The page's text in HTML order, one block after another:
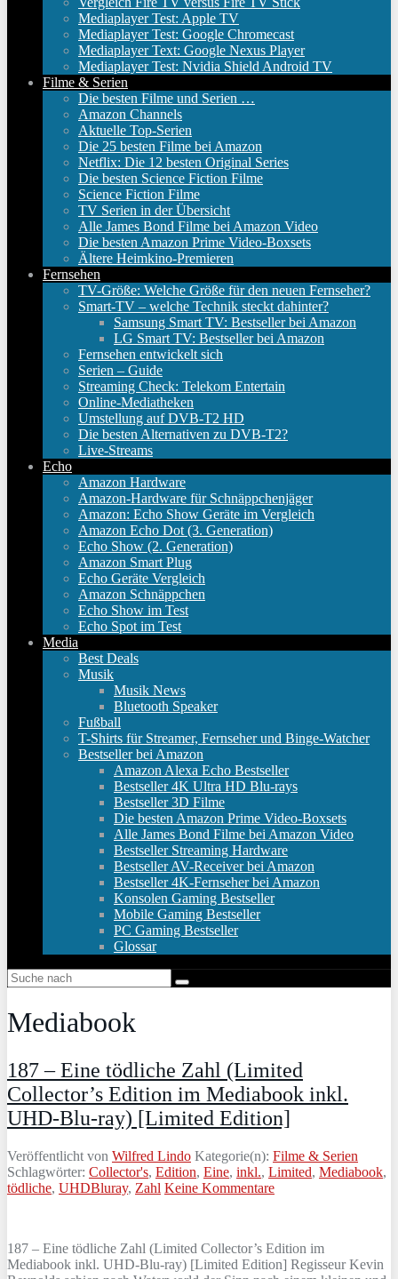
Mediaplayer Test: Apple TV
Mediaplayer Test: Google Chromecast
Mediaplayer Text: Google Nexus Player
Mediaplayer Test: Nvidia Shield Android TV
Filme & Serien
Die besten Filme und Serien …
Amazon Channels
Aktuelle Top-Serien
Die 25 besten Filme bei Amazon
Netflix: Die 12 besten Original Series
Die besten Science Fiction Filme
Science Fiction Filme
TV Serien in der Übersicht
Alle James Bond Filme bei Amazon Video
Die besten Amazon Prime Video-Boxsets
Ältere Heimkino-Premieren
Fernsehen
TV-Größe: Welche Größe für den neuen Fernseher?
Smart-TV – welche Technik steckt dahinter?
Samsung Smart TV: Bestseller bei Amazon
LG Smart TV: Bestseller bei Amazon
Fernsehen entwickelt sich
Serien – Guide
Streaming Check: Telekom Entertain
Online-Mediatheken
Umstellung auf DVB-T2 HD
Die besten Alternativen zu DVB-T2?
Live-Streams
Echo
Amazon Hardware
Amazon-Hardware für Schnäppchenjäger
Amazon: Echo Show Geräte im Vergleich
Amazon Echo Dot (3. Generation)
Echo Show (2. Generation)
Amazon Smart Plug
Echo Geräte Vergleich
Amazon Schnäppchen
Echo Show im Test
Echo Spot im Test
Media
Best Deals
Musik
Musik News
Bluetooth Speaker
Fußball
T-Shirts für Streamer, Fernseher und Binge-Watcher
Bestseller bei Amazon
Amazon Alexa Echo Bestseller
Bestseller 4K Ultra HD Blu-rays
Bestseller 3D Filme
Die besten Amazon Prime Video-Boxsets
Alle James Bond Filme bei Amazon Video
Bestseller Streaming Hardware
Bestseller AV-Receiver bei Amazon
Bestseller 4K-Fernseher bei Amazon
Konsolen Gaming Bestseller
Mobile Gaming Bestseller
PC Gaming Bestseller
Glossar
Mediabook
187 – Eine tödliche Zahl (Limited
Collector’s Edition im Mediabook inkl.
UHD-Blu-ray) [Limited Edition]
Veröffentlicht von Wilfred Lindo Kategorie(n): Filme & Serien
Schlagwörter: Collector's, Edition, Eine, inkl., Limited, Mediabook,
tödliche, UHDBluray, Zahl Keine Kommentare
187 – Eine tödliche Zahl (Limited Collector’s Edition im
Mediabook inkl. UHD-Blu-ray) [Limited Edition] Regisseur Kevin